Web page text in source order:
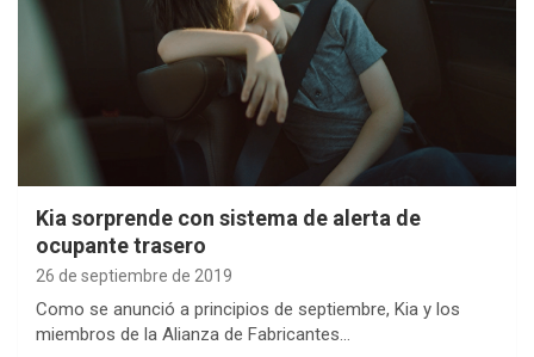
Kia sorprende con sistema de alerta de
ocupante trasero
26 de septiembre de 2019
Como se anunció a principios de septiembre, Kia y los
miembros de la Alianza de Fabricantes…